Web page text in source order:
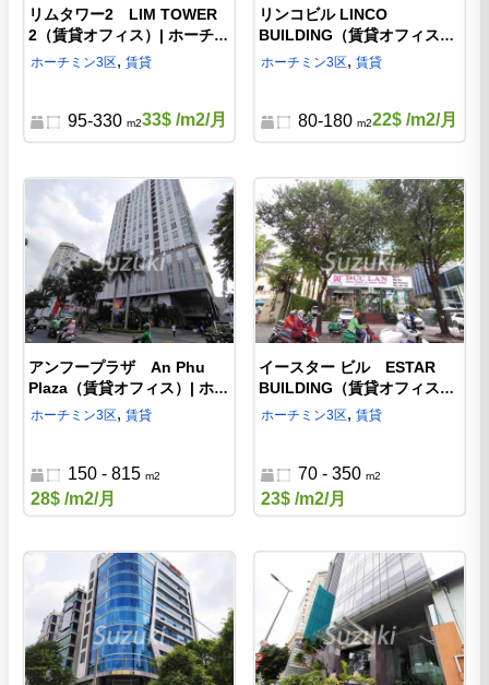
リムタワー2 LIM TOWER
2（賃貸オフィス）| ホーチミ
ン3区のオフィス
ホーチミン3区, 賃貸
95-330 m233$ /m2/月
リンコビル LINCO
BUILDING（賃貸オフィス）|
ホーチミン3区のオフィス
ホーチミン3区, 賃貸
80-180 m222$ /m2/月
アンフープラザ An Phu
Plaza（賃貸オフィス）| ホー
チミン3区のオフィス
ホーチミン3区, 賃貸
150 - 815 m2
28$ /m2/月
イースター ビル ESTAR
BUILDING（賃貸オフィス）|
ホーチミン3区のオフィス
ホーチミン3区, 賃貸
70 - 350 m2
23$ /m2/月